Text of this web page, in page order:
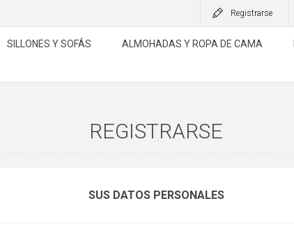
Registrarse
SILLONES Y SOFÁS ALMOHADAS Y ROPA DE CAMA
REGISTRARSE
SUS DATOS PERSONALES